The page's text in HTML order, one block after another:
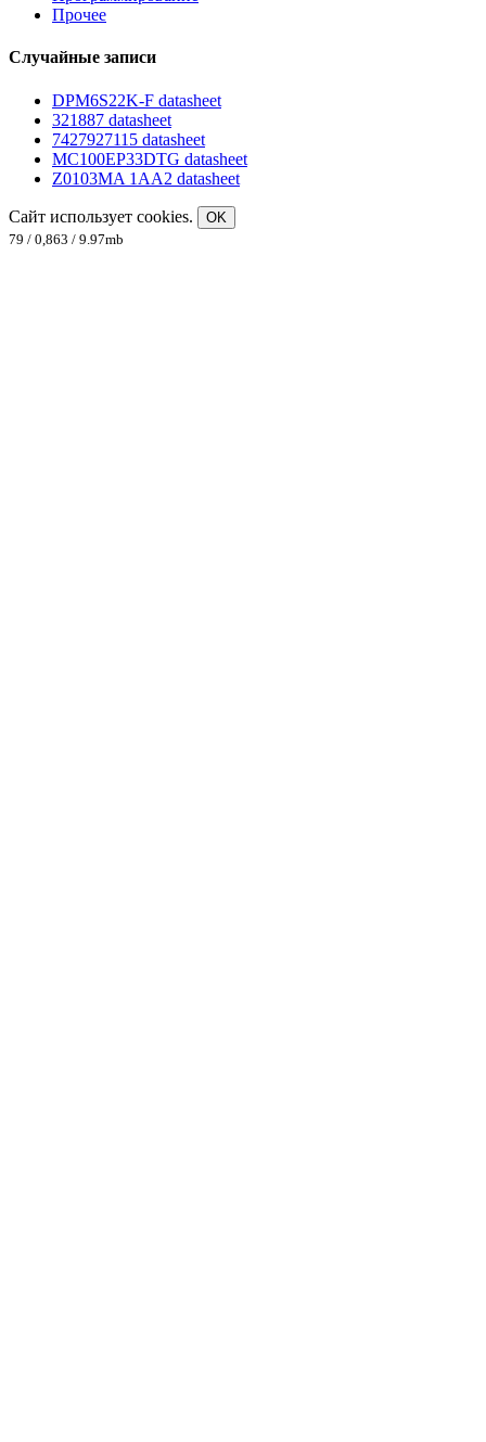
Прочее
Случайные записи
DPM6S22K-F datasheet
321887 datasheet
7427927115 datasheet
MC100EP33DTG datasheet
Z0103MA 1AA2 datasheet
Сайт использует cookies.
OK
79 / 0,863 / 9.97mb